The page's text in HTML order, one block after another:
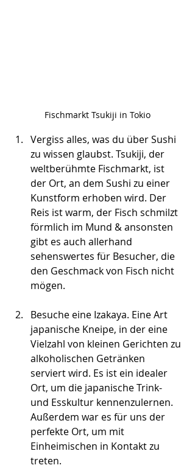
Fischmarkt Tsukiji in Tokio
Vergiss alles, was du über Sushi
zu wissen glaubst. Tsukiji, der
weltberühmte Fischmarkt, ist
der Ort, an dem Sushi zu einer
Kunstform erhoben wird. Der
Reis ist warm, der Fisch schmilzt
förmlich im Mund & ansonsten
gibt es auch allerhand
sehenswertes für Besucher, die
den Geschmack von Fisch nicht
mögen.
Besuche eine Izakaya. Eine Art
japanische Kneipe, in der eine
Vielzahl von kleinen Gerichten zu
alkoholischen Getränken
serviert wird. Es ist ein idealer
Ort, um die japanische Trink-
und Esskultur kennenzulernen.
Außerdem war es für uns der
perfekte Ort, um mit
Einheimischen in Kontakt zu
treten.